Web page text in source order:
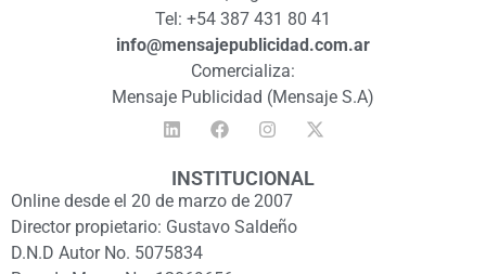
Tel: +54 387 431 80 41
info@mensajepublicidad.com.ar
Comercializa:
Mensaje Publicidad (Mensaje S.A)
INSTITUCIONAL
Online desde el 20 de marzo de 2007
Director propietario: Gustavo Saldeño
D.N.D Autor No. 5075834